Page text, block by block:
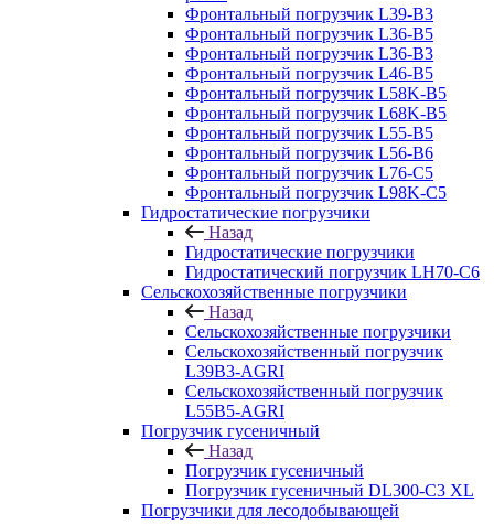
Фронтальный погрузчик L39-B3
Фронтальный погрузчик L36-B5
Фронтальный погрузчик L36-B3
Фронтальный погрузчик L46-B5
Фронтальный погрузчик L58K-B5
Фронтальный погрузчик L68K-B5
Фронтальный погрузчик L55-B5
Фронтальный погрузчик L56-B6
Фронтальный погрузчик L76-С5
Фронтальный погрузчик L98K-C5
Гидростатические погрузчики
Назад
Гидростатические погрузчики
Гидростатический погрузчик LH70-C6
Сельскохозяйственные погрузчики
Назад
Сельскохозяйственные погрузчики
Сельскохозяйственный погрузчик
L39B3-AGRI
Сельскохозяйственный погрузчик
L55B5-AGRI
Погрузчик гусеничный
Назад
Погрузчик гусеничный
Погрузчик гусеничный DL300-C3 XL
Погрузчики для лесодобывающей